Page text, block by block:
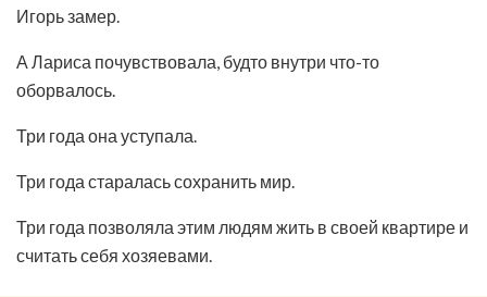
Игорь замер.
А Лариса почувствовала, будто внутри что-то
оборвалось.
Три года она уступала.
Три года старалась сохранить мир.
Три года позволяла этим людям жить в своей квартире и
считать себя хозяевами.